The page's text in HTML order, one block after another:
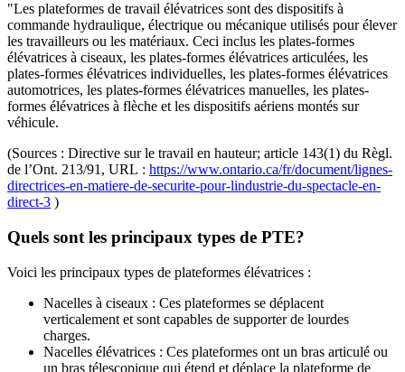
"Les plateformes de travail élévatrices sont des dispositifs à
commande hydraulique, électrique ou mécanique utilisés pour élever
les travailleurs ou les matériaux. Ceci inclus les plates-formes
élévatrices à ciseaux, les plates-formes élévatrices articulées, les
plates-formes élévatrices individuelles, les plates-formes élévatrices
automotrices, les plates-formes élévatrices manuelles, les plates-
formes élévatrices à flèche et les dispositifs aériens montés sur
véhicule.
(Sources : Directive sur le travail en hauteur; article 143(1) du Règl.
de l’Ont. 213/91, URL : https://www.ontario.ca/fr/document/lignes-
directrices-en-matiere-de-securite-pour-lindustrie-du-spectacle-en-
direct-3 )
Quels sont les principaux types de PTE?
Voici les principaux types de plateformes élévatrices :
Nacelles à ciseaux : Ces plateformes se déplacent
verticalement et sont capables de supporter de lourdes
charges.
Nacelles élévatrices : Ces plateformes ont un bras articulé ou
un bras télescopique qui étend et déplace la plateforme de